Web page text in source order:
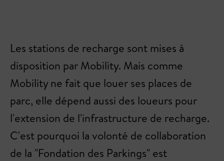
Les stations de recharge sont mises à
disposition par Mobility. Mais comme
Mobility ne fait que louer ses places de
parc, elle dépend aussi des loueurs pour
l'extension de l'infrastructure de recharge.
C'est pourquoi la volonté de collaboration
de la "Fondation des Parkings" est